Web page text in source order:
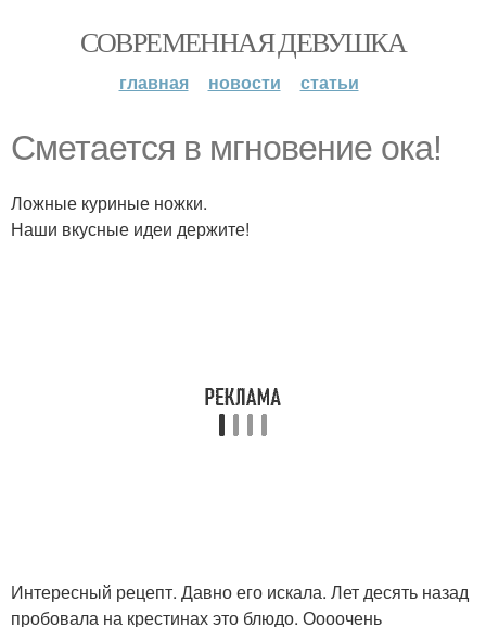
СОВРЕМЕННАЯ ДЕВУШКА
главная новости статьи
Сметается в мгновение ока!
Ложные куриные ножки.
Наши вкусные идеи держите!
Интересный рецепт. Давно его искала. Лет десять назад
пробовала на крестинах это блюдо. Оооочень